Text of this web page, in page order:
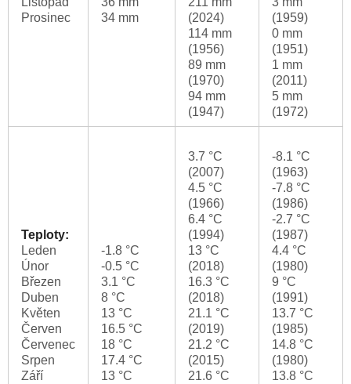
Prosinec
34 mm
(2024)
114 mm
(1956)
89 mm
(1970)
94 mm
(1947)
(1959)
0 mm
(1951)
1 mm
(2011)
5 mm
(1972)
Teploty:
Leden
Únor
Březen
Duben
Květen
Červen
Červenec
Srpen
Září
-1.8 °C
-0.5 °C
3.1 °C
8 °C
13 °C
16.5 °C
18 °C
17.4 °C
13 °C
3.7 °C
(2007)
4.5 °C
(1966)
6.4 °C
(1994)
13 °C
(2018)
16.3 °C
(2018)
21.1 °C
(2019)
21.2 °C
(2015)
21.6 °C
-8.1 °C
(1963)
-7.8 °C
(1986)
-2.7 °C
(1987)
4.4 °C
(1980)
9 °C
(1991)
13.7 °C
(1985)
14.8 °C
(1980)
13.8 °C